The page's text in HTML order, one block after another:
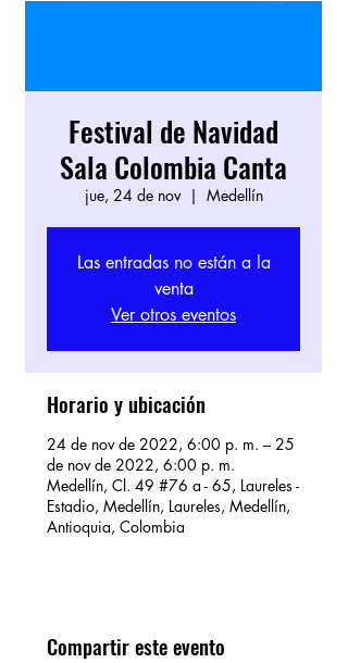
Festival de Navidad
Sala Colombia Canta
jue, 24 de nov
  |
Medellín
Las entradas no están a la
venta
Ver otros eventos
Horario y ubicación
24 de nov de 2022, 6:00 p. m. – 25
de nov de 2022, 6:00 p. m.
Medellín, Cl. 49 #76 a - 65, Laureles -
Estadio, Medellín, Laureles, Medellín,
Antioquia, Colombia
Compartir este evento